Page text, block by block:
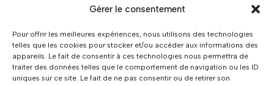
Gérer le consentement
Pour offrir les meilleures expériences, nous utilisons des technologies
telles que les cookies pour stocker et/ou accéder aux informations des
appareils. Le fait de consentir à ces technologies nous permettra de
traiter des données telles que le comportement de navigation ou les ID
uniques sur ce site. Le fait de ne pas consentir ou de retirer son
Banquette adulte
avec pieds